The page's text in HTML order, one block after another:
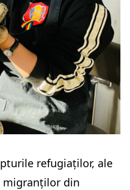
refugiaților, ale
migranților din